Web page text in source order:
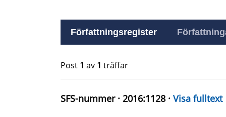
Författningsregister
Post 1 av 1 träffar
SFS-nummer · 2016:1128 · Visa fulltext